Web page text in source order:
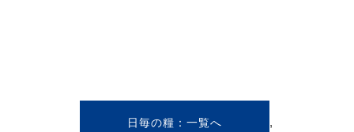
日毎の糧 ,